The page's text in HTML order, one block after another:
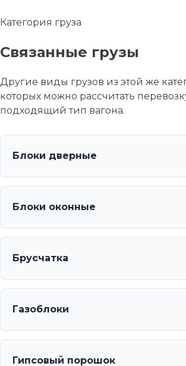
Категория груза
Связанные грузы
Другие виды грузов из этой же
которых можно рассчитать
подходящий тип вагона.
Блоки дверные
Блоки оконные
Брусчатка
Газоблоки
Гипсовый порошок